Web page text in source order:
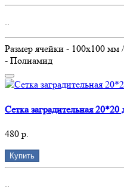
..
Размер ячейки - 100х100
- Полиамид
Сетка заградительная
480 р.
Купить
..